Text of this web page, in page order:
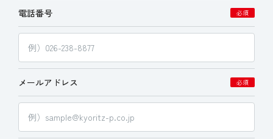
電話番号 必須
メールアドレス 必須